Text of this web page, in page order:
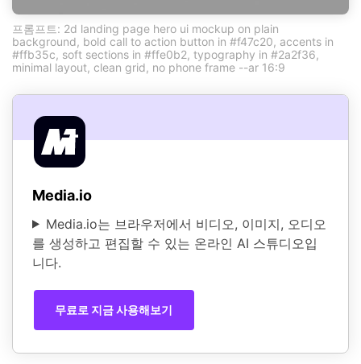
프롬프트: 2d landing page hero ui mockup on plain
background, bold call to action button in #f47c20, accents in
#ffb35c, soft sections in #ffe0b2, typography in #2a2f36,
minimal layout, clean grid, no phone frame --ar 16:9
Media.io
Media.io는 브라우저에서 비디오, 이미지, 오디오
를 생성하고 편집할 수 있는 온라인 AI 스튜디오입
니다.
무료로 지금 사용해보기